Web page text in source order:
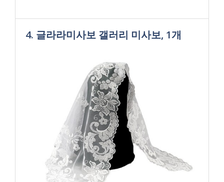
4. 글라라미사보 갤러리 미사보, 1개